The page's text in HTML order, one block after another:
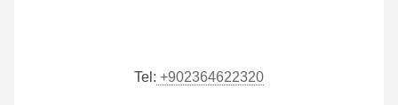
Tel: +902364622320